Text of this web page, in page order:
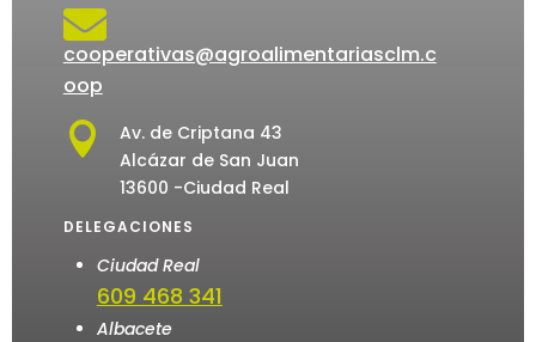

cooperativas@agroalimentariasclm.c
oop

Av. de Criptana 43
Alcázar de San Juan
13600 -Ciudad Real
DELEGACIONES
Ciudad Real
609 468 341
Albacete